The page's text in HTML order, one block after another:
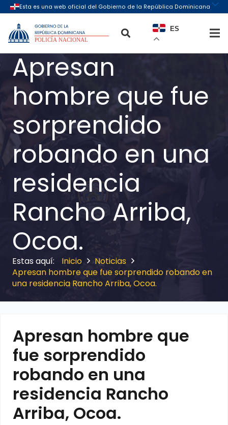
ES
Apresan
hombre que fue
sorprendido
robando en una
residencia
Rancho Arriba,
Ocoa.
Inicio
Noticias
Apresan hombre que fue sorprendido robando en
una residencia Rancho Arriba, Ocoa.
Apresan hombre que
fue sorprendido
robando en una
residencia Rancho
Arriba, Ocoa.